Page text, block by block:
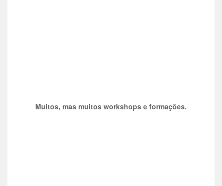
Muitos, mas muitos workshops e formações.